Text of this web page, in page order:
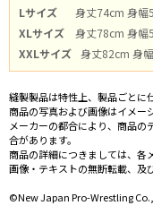
Lサイズ
身丈74cm 身
XLサイズ
身丈78cm 身
XXLサイズ 身丈82cm 身
縫製製品は特性上、製品ごとに
商品の写真および画像はイメー
メーカーの都合により、商品
合があります。
商品の詳細につきましては、各
画像・テキストの無断転載、及
©New Japan Pro-Wrestling